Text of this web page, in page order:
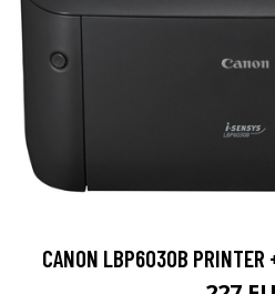
CANON LBP6030B PRINTER